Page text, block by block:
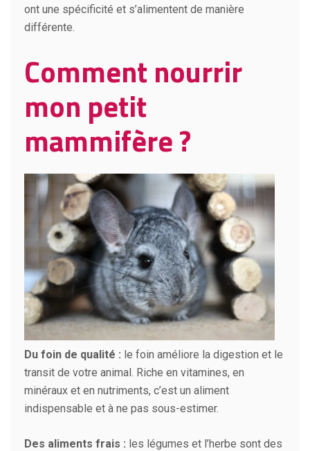
ont une spécificité et s’alimentent de manière
différente.
Comment nourrir
mon petit
mammifère ?
Du foin de qualité : le foin améliore la digestion et le
transit de votre animal. Riche en vitamines, en
minéraux et en nutriments, c’est un aliment
indispensable et à ne pas sous-estimer.
Des aliments frais : les légumes et l’herbe sont des